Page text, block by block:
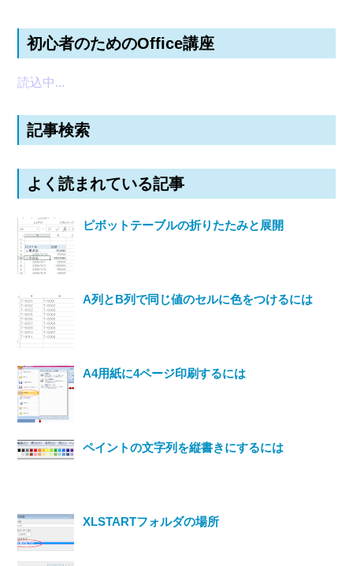
初心者のためのOffice講座
読込中...
記事検索
よく読まれている記事
ピボットテーブルの折りたたみと展開
A列とB列で同じ値のセルに色をつけるには
A4用紙に4ページ印刷するには
ペイントの文字列を縦書きにするには
XLSTARTフォルダの場所